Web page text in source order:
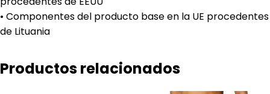
• Componentes del producto base en la UE procedentes
de Lituania
Productos relacionados